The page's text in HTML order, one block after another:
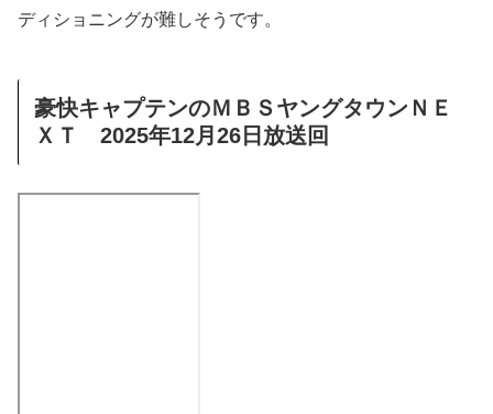
ディショニングが難しそうです。
豪快キャプテンのＭＢＳヤングタウンＮＥ
ＸＴ 2025年12月26日放送回